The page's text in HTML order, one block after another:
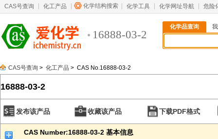
CAS号查询 化工产品 化学结构搜索 化学工具 化学网址导航 危险
16888-03-2
化学品查询
CAS号查询 > 化工产品 > CAS No.16888-03-2
16888-03-2
发布该产品 收藏该产品 下载PDF格式
CAS Number:16888-03-2 基本信息